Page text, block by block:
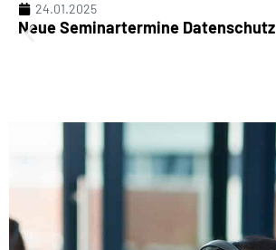
24.01.2025
Neue Seminartermine Datenschutz